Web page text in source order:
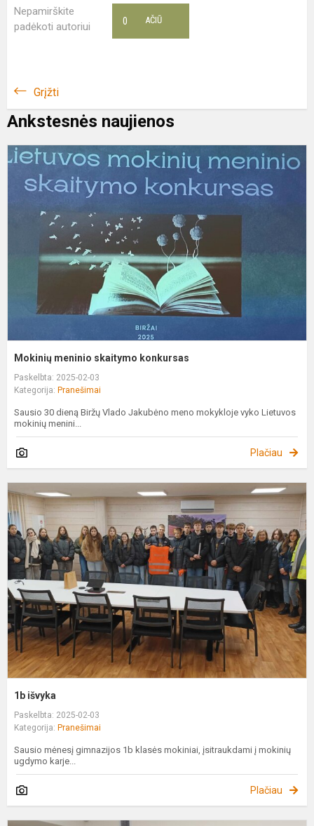
Nepamirškite
padėkoti autoriui
AČIŪ
0
Grįžti
Ankstesnės naujienos
Mokinių meninio skaitymo konkursas
Paskelbta: 2025-02-03
Kategorija: Pranešimai
Sausio 30 dieną Biržų Vlado Jakubėno meno mokykloje vyko Lietuvos
mokinių menini...
Plačiau
1b išvyka
Paskelbta: 2025-02-03
Kategorija: Pranešimai
Sausio mėnesį gimnazijos 1b klasės mokiniai, įsitraukdami į mokinių
ugdymo karje...
Plačiau